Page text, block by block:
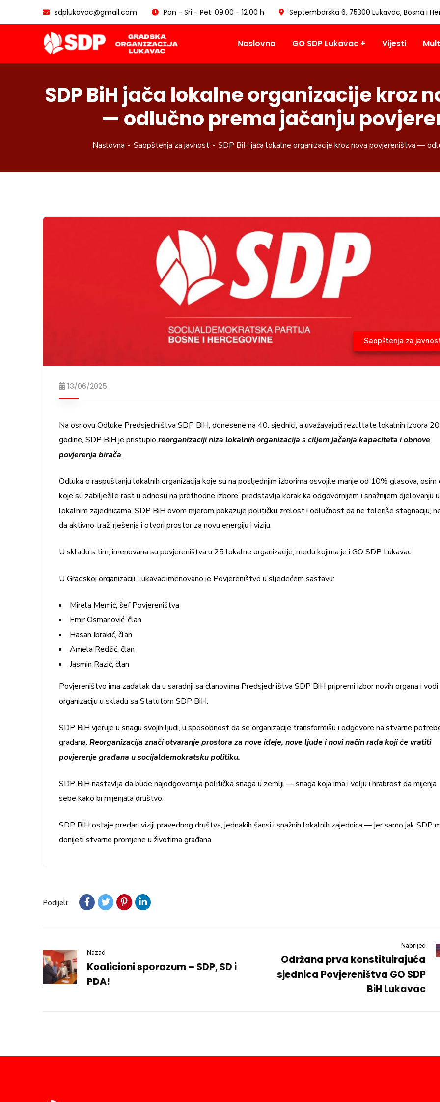
sdplukavac@gmail.com Pon - Sri - Pet: 09:00 - 12:00 h Septembarska 6, 75300 Lukavac, Bosna i
Naslovna GO SDP Lukavac Vijesti
SDP BiH jača lokalne organizacije kroz
— odlučno prema jačanju
Naslovna Saopštenja za javnost SDP BiH jača lokalne organizacije kroz nova povjereništva —
Saopštenja za
13/06/2025
Na osnovu Odluke Predsjedništva SDP BiH, donesene na 40. sjednici, a uvažavajući rezultate lokalnih izbora
godine, SDP BiH je pristupio reorganizaciji niza lokalnih organizacija s ciljem jačanja kapaciteta i obnove
povjerenja birača.
Odluka o raspuštanju lokalnih organizacija koje su na posljednjim izborima osvojile manje od 10% glasova, osim
koje su zabilježile rast u odnosu na prethodne izbore, predstavlja korak ka odgovornijem i snažnijem djelovanju u
lokalnim zajednicama. SDP BiH ovom mjerom pokazuje političku zrelost i odlučnost da ne toleriše stagnaciju,
da aktivno traži rješenja i otvori prostor za novu energiju i viziju.
U skladu s tim, imenovana su povjereništva u 25 lokalne organizacije, među kojima je i GO SDP Lukavac.
U Gradskoj organizaciji Lukavac imenovano je Povjereništvo u sljedećem sastavu:
Mirela Memić, šef Povjereništva
Emir Osmanović, član
Hasan Ibrakić, član
Amela Redžić, član
Jasmin Razić, član
Povjereništvo ima zadatak da u saradnji sa članovima Predsjedništva SDP BiH pripremi izbor novih organa i vodi
organizaciju u skladu sa Statutom SDP BiH.
SDP BiH vjeruje u snagu svojih ljudi, u sposobnost da se organizacije transformišu i odgovore na stvarne
građana. Reorganizacija znači otvaranje prostora za nove ideje, nove ljude i novi način rada koji će vratiti
povjerenje građana u socijaldemokratsku politiku.
SDP BiH nastavlja da bude najodgovornija politička snaga u zemlji — snaga koja ima i volju i hrabrost da mijenja
sebe kako bi mijenjala društvo.
SDP BiH ostaje predan viziji pravednog društva, jednakih šansi i snažnih lokalnih zajednica — jer samo jak SDP
donijeti stvarne promjene u životima građana.
Podijeli:
Nazad
Koalicioni sporazum – SDP, SD i
PDA!
Naprijed
Održana prva konstituirajuća
sjednica Povjereništva GO SDP
BiH Lukavac